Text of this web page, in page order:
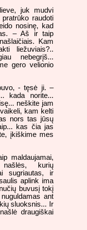
juk mudvi
raudoti
nosinę, kad
– Aš ir taip
Kam
liežuviais?..
nebegrįš...
gero velionio
- tęsė ji. –
kada norite...
neškite jam
kam kelti
nors tas jūsų
kas čia jas
įkiškime mes
maldaujamai,
kurių
sugriautas, ir
aplink ima
buvusį tokį
ant
sluoksnis... Ir
draugiškai